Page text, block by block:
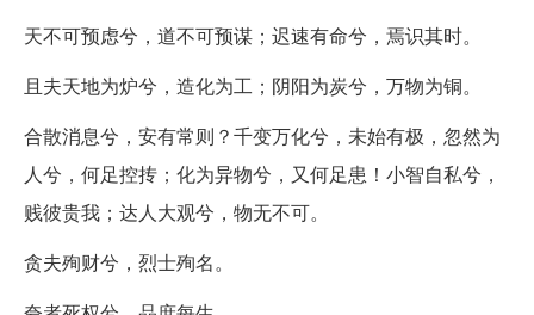
天不可预虑兮，道不可预谋；迟速有命兮，焉识其时。
且夫天地为炉兮，造化为工；阴阳为炭兮，万物为铜。
合散消息兮，安有常则？千变万化兮，未始有极，忽然为
人兮，何足控抟；化为异物兮，又何足患！小智自私兮，
贱彼贵我；达人大观兮，物无不可。
贪夫殉财兮，烈士殉名。